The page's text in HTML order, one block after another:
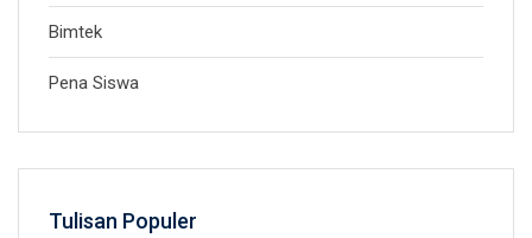
Bimtek
Pena Siswa
Tulisan Populer